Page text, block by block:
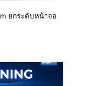
ยกระดับหน้าจอ